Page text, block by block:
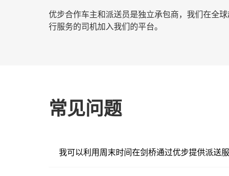
优步合作车主和派送员是独立承包商，我们在全
行服务的司机加入我们的平台。
常见问题
我可以利用周末时间在剑桥通过优步提供派送